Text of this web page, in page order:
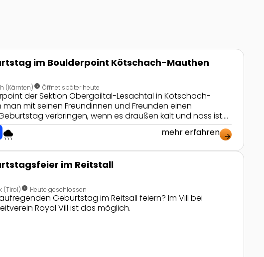
Mauthen
im Boulderpoint Kötschach-Mauthen
(Kärnten)nest_clock_farsight_analog Öffnet später heute
der Sektion Obergailtal-Lesachtal in Kötschach-
mit seinen Freundinnen und Freunden einen
verbringen, wenn es draußen kalt und nass ist.
lernen und einen tollen Geburtstag feiern!
rainy mehr erfahren arrow_forward
im Reitstall
(Tirol)nest_clock_farsight_analog Heute geschlossen
Geburtstag im Reitsall feiern? Im Vill bei
Royal Vill ist das möglich.